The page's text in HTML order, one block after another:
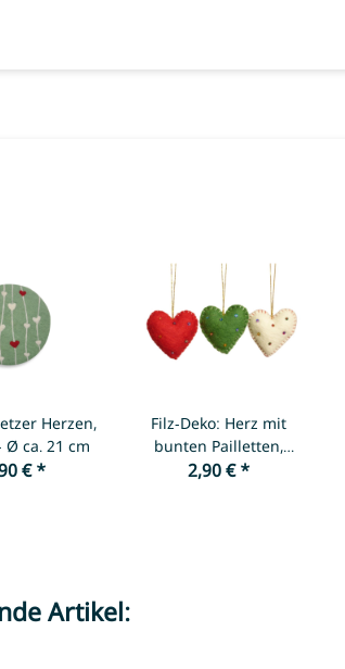
Herzen,
ca. 21 cm
€*
Filz-Deko: Herz mit
bunten Pailletten,
verschiedene Farben
2,90 €*
Artikel: